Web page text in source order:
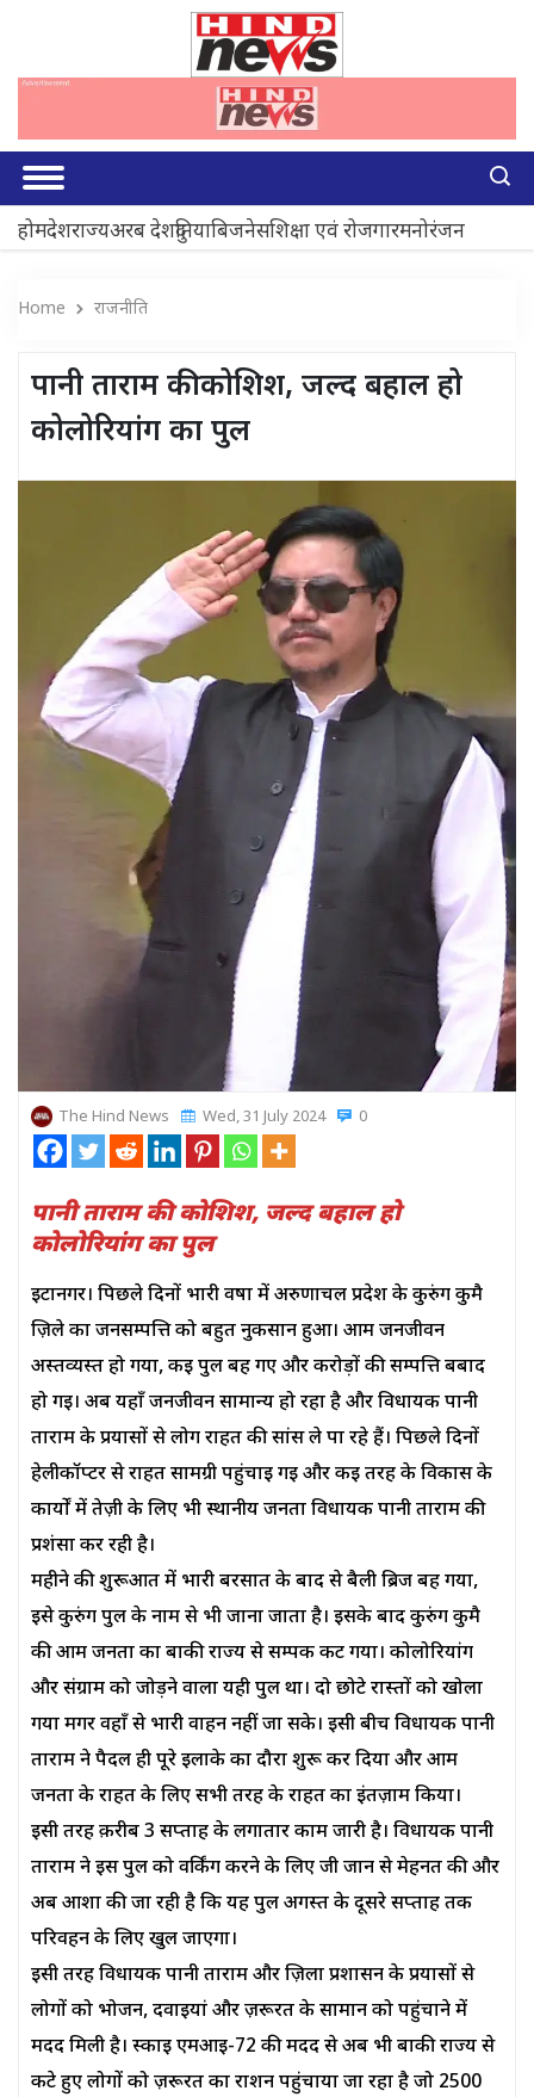
होमदेशराज्यअरब देशदुनियाबिजनेसशिक्षा एवं रोजगारमनोरंजन
Home राजनीति
पानी ताराम की कोशिश, जल्द बहाल हो
कोलोरियांग का पुल
The Hind News Wed, 31 July 2024 0
पानी ताराम की कोशिश, जल्द बहाल हो
कोलोरियांग का पुल
ईटानगर। पिछले दिनों भारी वर्षा में अरुणाचल प्रदेश के कुरुंग कुमै
ज़िले का जनसम्पत्ति को बहुत नुकसान हुआ। आम जनजीवन
अस्तव्यस्त हो गया, कई पुल बह गए और करोड़ों की सम्पत्ति बर्बाद
हो गई। अब यहाँ जनजीवन सामान्य हो रहा है और विधायक पानी
ताराम के प्रयासों से लोग राहत की सांस ले पा रहे हैं। पिछले दिनों
हेलीकॉप्टर से राहत सामग्री पहुंचाई गई और कई तरह के विकास के
कार्यों में तेज़ी के लिए भी स्थानीय जनता विधायक पानी ताराम की
प्रशंसा कर रही है।
महीने की शुरूआत में भारी बरसात के बाद से बैली ब्रिज बह गया,
इसे कुरुंग पुल के नाम से भी जाना जाता है। इसके बाद कुरुंग कुमै
की आम जनता का बाकी राज्य से सम्पर्क कट गया। कोलोरियांग
और संग्राम को जोड़ने वाला यही पुल था। दो छोटे रास्तों को खोला
गया मगर वहाँ से भारी वाहन नहीं जा सके। इसी बीच विधायक पानी
ताराम ने पैदल ही पूरे इलाके का दौरा शुरू कर दिया और आम
जनता के राहत के लिए सभी तरह के राहत का इंतज़ाम किया।
इसी तरह क़रीब 3 सप्ताह के लगातार काम जारी है। विधायक पानी
ताराम ने इस पुल को वर्किंग करने के लिए जी जान से मेहनत की और
अब आशा की जा रही है कि यह पुल अगस्त के दूसरे सप्ताह तक
परिवहन के लिए खुल जाएगा।
इसी तरह विधायक पानी ताराम और ज़िला प्रशासन के प्रयासों से
लोगों को भोजन, दवाइयां और ज़रूरत के सामान को पहुंचाने में
मदद मिली है। स्काई एमआई-72 की मदद से अब भी बाकी राज्य से
कटे हुए लोगों को ज़रूरत का राशन पहुंचाया जा रहा है जो 2500